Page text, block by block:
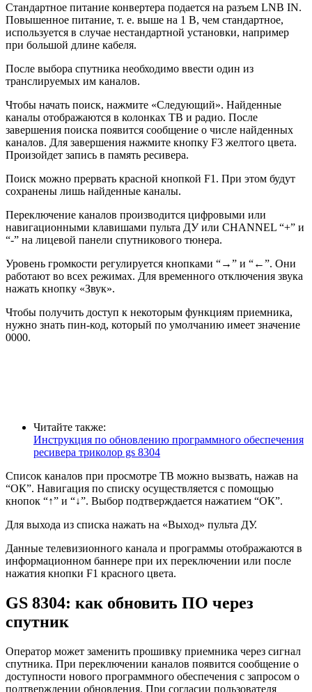
Стандартное питание конвертера подается на разъем LNB IN.
Повышенное питание, т. е. выше на 1 В, чем стандартное,
используется в случае нестандартной установки, например
при большой длине кабеля.
После выбора спутника необходимо ввести один из
транслируемых им каналов.
Чтобы начать поиск, нажмите «Следующий». Найденные
каналы отображаются в колонках ТВ и радио. После
завершения поиска появится сообщение о числе найденных
каналов. Для завершения нажмите кнопку F3 желтого цвета.
Произойдет запись в память ресивера.
Поиск можно прервать красной кнопкой F1. При этом будут
сохранены лишь найденные каналы.
Переключение каналов производится цифровыми или
навигационными клавишами пульта ДУ или CHANNEL “+” и
“-” на лицевой панели спутникового тюнера.
Уровень громкости регулируется кнопками “→” и “←”. Они
работают во всех режимах. Для временного отключения звука
нажать кнопку «Звук».
Чтобы получить доступ к некоторым функциям приемника,
нужно знать пин-код, который по умолчанию имеет значение
0000.
Читайте также:
Инструкция по обновлению программного обеспечения
ресивера триколор gs 8304
Список каналов при просмотре ТВ можно вызвать, нажав на
“ОК”. Навигация по списку осуществляется с помощью
кнопок “↑” и “↓”. Выбор подтверждается нажатием “ОК”.
Для выхода из списка нажать на «Выход» пульта ДУ.
Данные телевизионного канала и программы отображаются в
информационном баннере при их переключении или после
нажатия кнопки F1 красного цвета.
GS 8304: как обновить ПО через
спутник
Оператор может заменить прошивку приемника через сигнал
спутника. При переключении каналов появится сообщение о
доступности нового программного обеспечения с запросом о
подтверждении обновления. При согласии пользователя